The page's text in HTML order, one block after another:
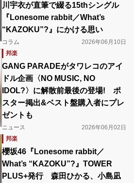
川宇衣が直筆で綴る15thシングル
『Lonesome rabbit／What’s
“KAZOKU”?』にかける思い
コラム
2026年06月10日
邦楽
GANG PARADEがタワレコのアイ
ドル企画〈NO MUSIC, NO
IDOL?〉に解散前最後の登場! ポ
スター掲出&ベスト盤購入者にプレ
ゼントも
ニュース
2026年06月02日
邦楽
櫻坂46『Lonesome rabbit／
What’s “KAZOKU”?』TOWER
PLUS+発行 森田ひかる、小島凪